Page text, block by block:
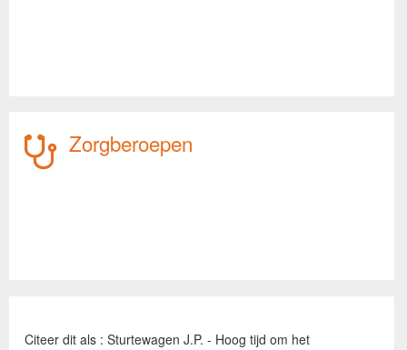
Zorgberoepen
Citeer dit als : Sturtewagen J.P. - Hoog tijd om het